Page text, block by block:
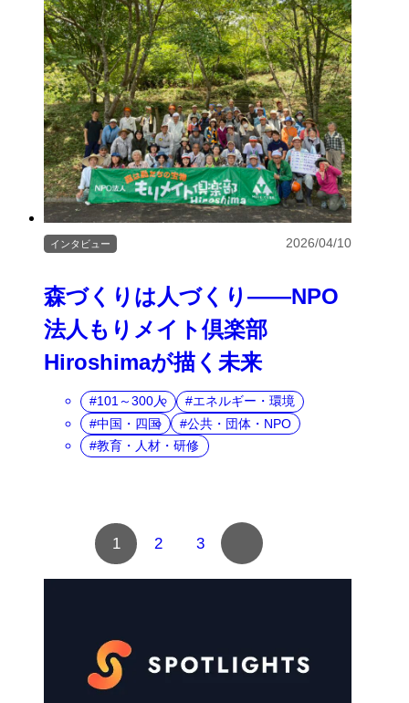
森づくりは人づくり――NPO
法人もりメイト倶楽部
Hiroshimaが描く未来
インタビュー 2026/04/10
101～300人
エネルギー・環境
中国・四国
公共・団体・NPO
教育・人材・研修
1 2 3